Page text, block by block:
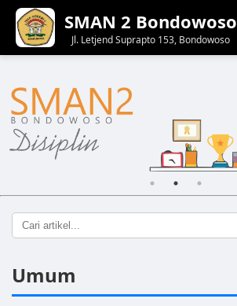
SMAN 2 Bondowoso
Jl. Letjend Suprapto 153, Bondowoso
Umum